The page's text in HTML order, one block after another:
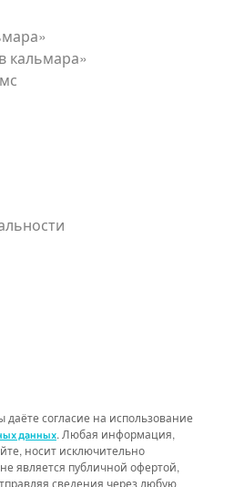
кальмара»
согласие на использование
данных. Любая информация,
носит исключительно
является публичной офертой,
сведения через любую